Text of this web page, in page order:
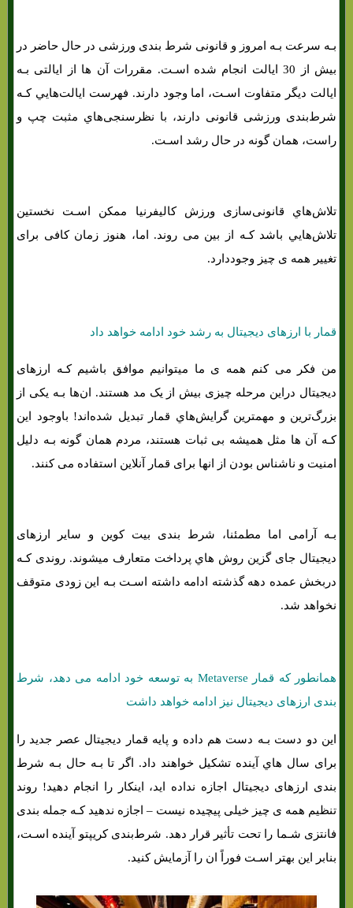
بـه سرعت بـه امروز و قانونی شرط بندی ورزشی در حال حاضر در
بیش از 30 ایالت انجام شده اسـت. مقررات آن ها از ایالتی بـه
ایالت دیگر متفاوت اسـت، اما وجود دارند. فهرست ایالت‌هایي کـه
شرط‌بندی ورزشی قانونی دارند، با نظرسنجی‌هاي‌ مثبت چپ و
راست، همان‌ گونه در حال رشد اسـت.
تلاش‌هاي‌ قانونی‌سازی ورزش کالیفرنیا ممکن اسـت نخستین
تلاش‌هایي باشد کـه از بین می روند. اما، هنوز زمان کافی برای
تغییر همه ی چیز وجوددارد.
قمار با ارزهای دیجیتال به رشد خود ادامه خواهد داد
من فکر می کنم همه ی ما میتوانیم موافق باشیم کـه ارزهای
دیجیتال دراین مرحله چیزی بیش از یک مد هستند. ان‌ها بـه یکی از
بزرگ‌ترین و مهمترین گرایش‌هاي‌ قمار تبدیل شده‌اند! باوجود این
کـه آن ها مثل همیشه بی ثبات هستند، مردم همان‌ گونه بـه دلیل
امنیت و ناشناس بودن از انها برای قمار آنلاین استفاده می کنند.
بـه آرامی اما مطمئنا، شرط بندی بیت کوین و سایر ارزهای
دیجیتال جای گزین روش هاي‌ پرداخت متعارف میشوند. روندی کـه
دربخش عمده دهه گذشته ادامه داشته اسـت بـه این زودی متوقف
نخواهد شد.
همانطور که قمار Metaverse به توسعه خود ادامه می دهد، شرط
بندی ارزهای دیجیتال نیز ادامه خواهد داشت
این دو دست بـه دست هم داده و پایه قمار دیجیتال عصر جدید را
برای سال هاي‌ آینده تشکیل خواهند داد. اگر تا بـه حال بـه شرط
بندی ارزهای دیجیتال اجازه نداده اید، اینکار را انجام دهید! روند
تنظیم همه ی چیز خیلی پیچیده نیست – اجازه ندهید کـه جمله بندی
فانتزی شـما را تحت تأثیر قرار دهد. شرط‌بندی کریپتو آینده اسـت،
بنابر این بهتر اسـت فوراً ان را آزمایش کنید.